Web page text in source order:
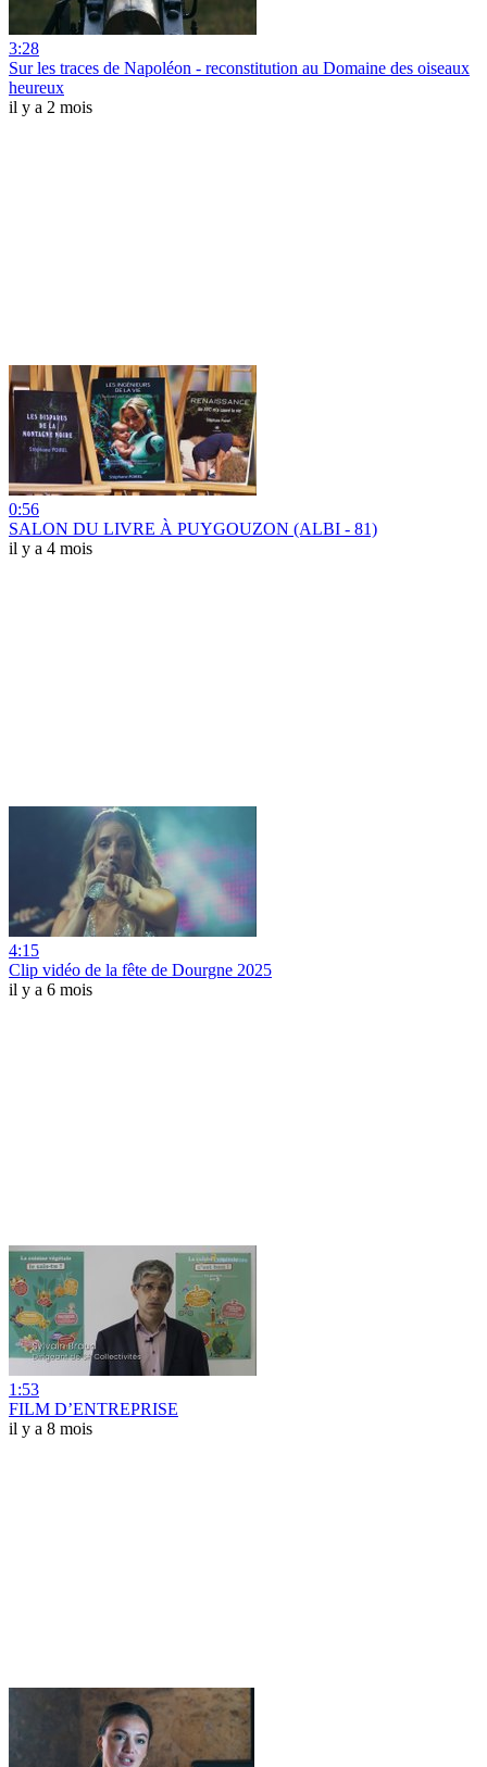
3:28
Sur les traces de Napoléon - reconstitution au Domaine des oiseaux
heureux
il y a 2 mois
0:56
SALON DU LIVRE À PUYGOUZON (ALBI - 81)
il y a 4 mois
4:15
Clip vidéo de la fête de Dourgne 2025
il y a 6 mois
1:53
FILM D’ENTREPRISE
il y a 8 mois